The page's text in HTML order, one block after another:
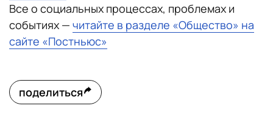
Все о социальных процессах, проблемах и
событиях — читайте в разделе «Общество» на
сайте «Постньюс»
поделиться